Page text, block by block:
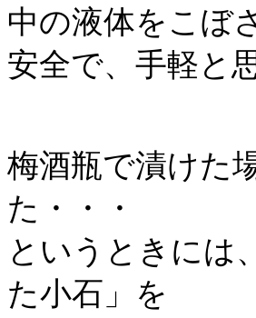
中の液体をこぼ
安全で、手軽と
梅酒瓶で漬けた
た・・・
というときには
た小石」を